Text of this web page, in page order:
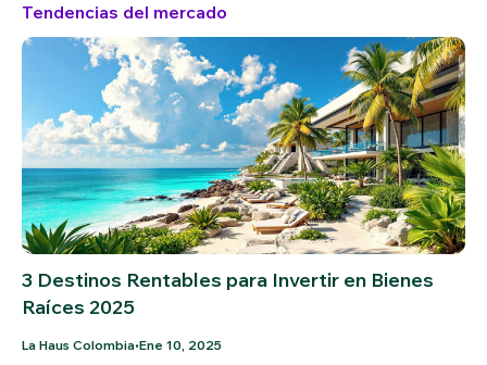
Tendencias del mercado
3 Destinos Rentables para Invertir en Bienes
Raíces 2025
La Haus Colombia•Ene 10, 2025